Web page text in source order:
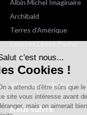
Salut c'est nous...
les Cookies !
On a attendu d'être sûrs
ce site vous intéresse
déranger, mais on
Albin Michel Imaginaire
Archibald
Terres d'Amérique
Espaces Libres Poche
NOX
Wiz
Voir toutes les collections
Nous suivre